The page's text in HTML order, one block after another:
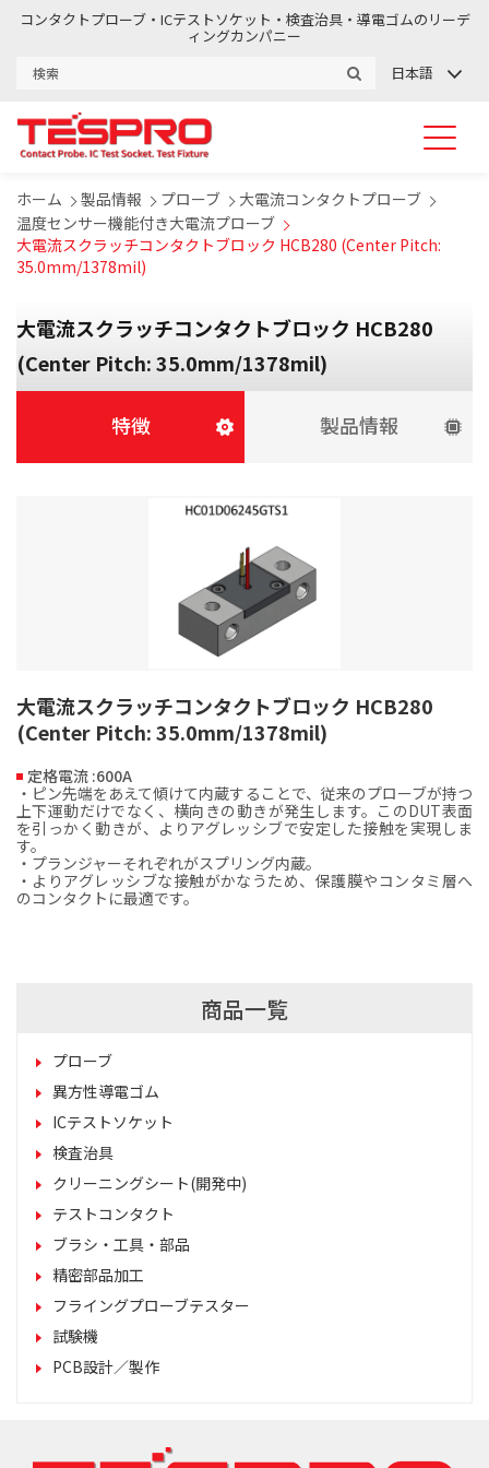
コンタクトプローブ・ICテストソケット・検査治具・導電ゴムのリーデ
ィングカンパニー
日本語
ホーム 製品情報 プローブ
大電流コンタクトプローブ
温度センサー機能付き大電流プローブ
大電流スクラッチコンタクトブロック HCB280 (Center Pitch:
35.0mm/1378mil)
大電流スクラッチコンタクトブロック HCB280
(Center Pitch: 35.0mm/1378mil)
特徴 製品情報
大電流スクラッチコンタクトブロック HCB280
(Center Pitch: 35.0mm/1378mil)
定格電流 :600A
・ピン先端をあえて傾けて内蔵することで、従来のプローブが持つ
上下運動だけでなく、横向きの動きが発生します。このDUT表面
を引っかく動きが、よりアグレッシブで安定した接触を実現しま
す。
・プランジャーそれぞれがスプリング内蔵。
・よりアグレッシブな接触がかなうため、保護膜やコンタミ層へ
のコンタクトに最適です。
商品一覧
プローブ
異方性導電ゴム
ICテストソケット
検査治具
クリーニングシート(開発中)
テストコンタクト
ブラシ・工具・部品
精密部品加工
フライングプローブテスター
試験機
PCB設計／製作